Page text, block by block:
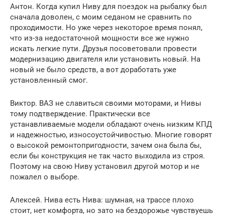
Антон. Когда купил Ниву для поездок на рыбалку был
сначала доволен, с моим седаном не сравнить по
проходимости. Но уже через некоторое время понял,
что из-за недостаточной мощности все же нужно
искать легкие пути. Друзья посоветовали провести
модернизацию двигателя или установить новый. На
новый не было средств, а вот доработать уже
установленный смог.
Виктор. ВАЗ не славиться своими моторами, и Нивы
тому подтверждение. Практически все
устанавливаемые модели обладают очень низким КПД
и надежностью, износоустойчивостью. Многие говорят
о высокой ремонтопригодности, зачем она была бы,
если бы конструкция не так часто выходила из строя.
Поэтому на свою Ниву установил другой мотор и не
пожалел о выборе.
Алексей. Нива есть Нива: шумная, на трассе плохо
стоит, нет комфорта, но зато на бездорожье чувствуешь